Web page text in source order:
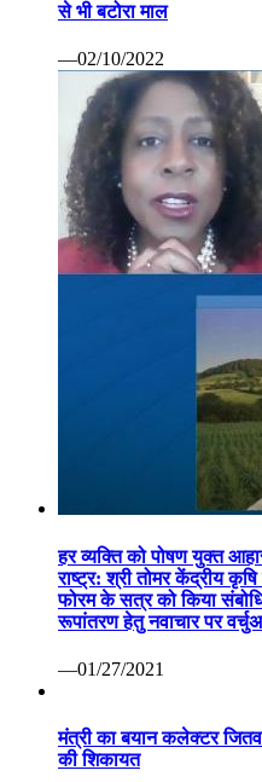
से भी बटोरा माल
—02/10/2022
हर व्यक्ति को पोषण युक्त
राष्ट्र: श्री तोमर केंद्रीय
फोरम के सत्र को किया
रूपांतरण हेतु नवाचार पर
—01/27/2021
मंत्री का बयान कलेक्टर
की शिकायत